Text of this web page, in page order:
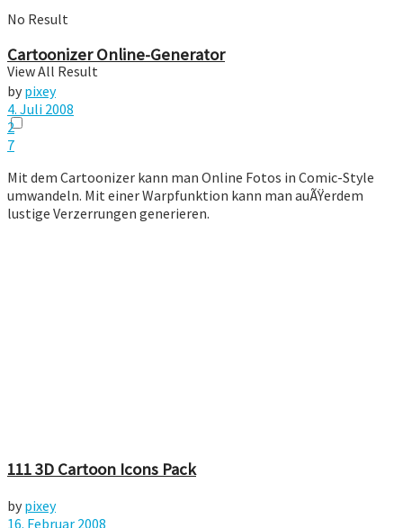
No Result
View All Result
Cartoonizer Online-Generator
by pixey
4. Juli 2008
2
7
Mit dem Cartoonizer kann man Online Fotos in Comic-Style
umwandeln. Mit einer Warpfunktion kann man auÃŸerdem
lustige Verzerrungen generieren.
111 3D Cartoon Icons Pack
by pixey
16. Februar 2008